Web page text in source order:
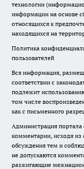
технологии
информации на основе
относящихся к
находящихся на
Политика
пользователей
Вся информация,
соответствии с
подлежит
том числе
как с письменного
Администрация портала
комментарии, исходя из
обсуждения тем и
не допускаются
разжигающие